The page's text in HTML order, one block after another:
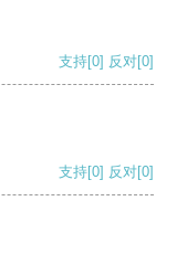
支持[0] 反对[0]
支持[0] 反对[0]